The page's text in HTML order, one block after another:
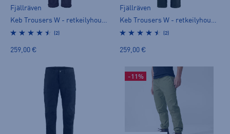
Fjällräven
Keb Trousers W - retkeilyhousut
(2)
259,00 €
Fjällräven
Keb Trousers W - retkeilyhousut
(2)
259,00 €
-11%